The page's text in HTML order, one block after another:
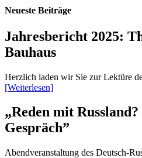
Neueste Beiträge
Jahresbericht 2025:
Bauhaus
Herzlich laden wir Sie zur Lektüre
[Weiterlesen]
„Reden mit
Gespräch”
Abendveranstaltung des Deutsch-